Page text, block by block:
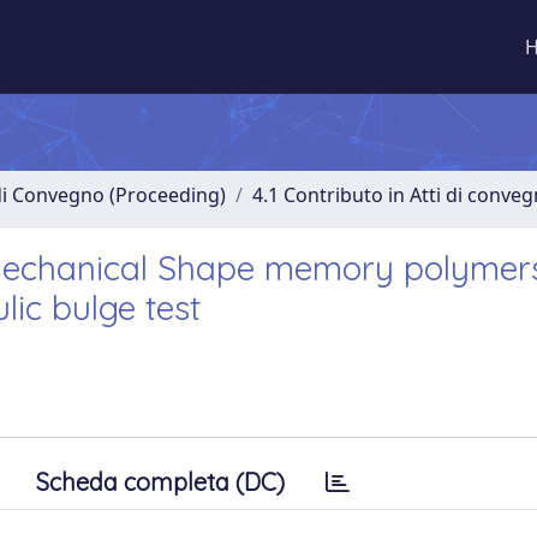
(Proceeding) 4.1 Contributo in Atti di
Shape memory
bulge test
Scheda completa (DC)